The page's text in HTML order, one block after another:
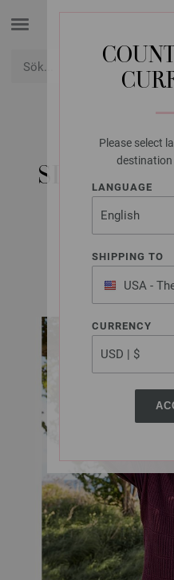
Please select
destination
LANGUAGE
SHIPPING TO
USA -
of America
CURRENCY
LANA
SLIPOVER
Merino